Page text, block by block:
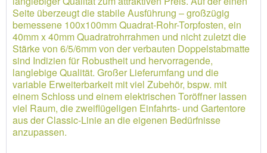
Seite überzeugt die stabile Ausführung – großzügig
bemessene 100x100mm Quadrat-Rohr-Torpfosten, ein
40mm x 40mm Quadratrohrrahmen und nicht zuletzt die
Stärke von 6/5/6mm von der verbauten Doppelstabmatte
sind Indizien für Robustheit und hervorragende,
langlebige Qualität. Großer Lieferumfang und die
variable Erweiterbarkeit mit viel Zubehör, bspw. mit
einem Schloss und einem elektrischen Toröffner lassen
viel Raum, die zweiflügeligen Einfahrts- und Gartentore
aus der Classic-Linie an die eigenen Bedürfnisse
anzupassen.